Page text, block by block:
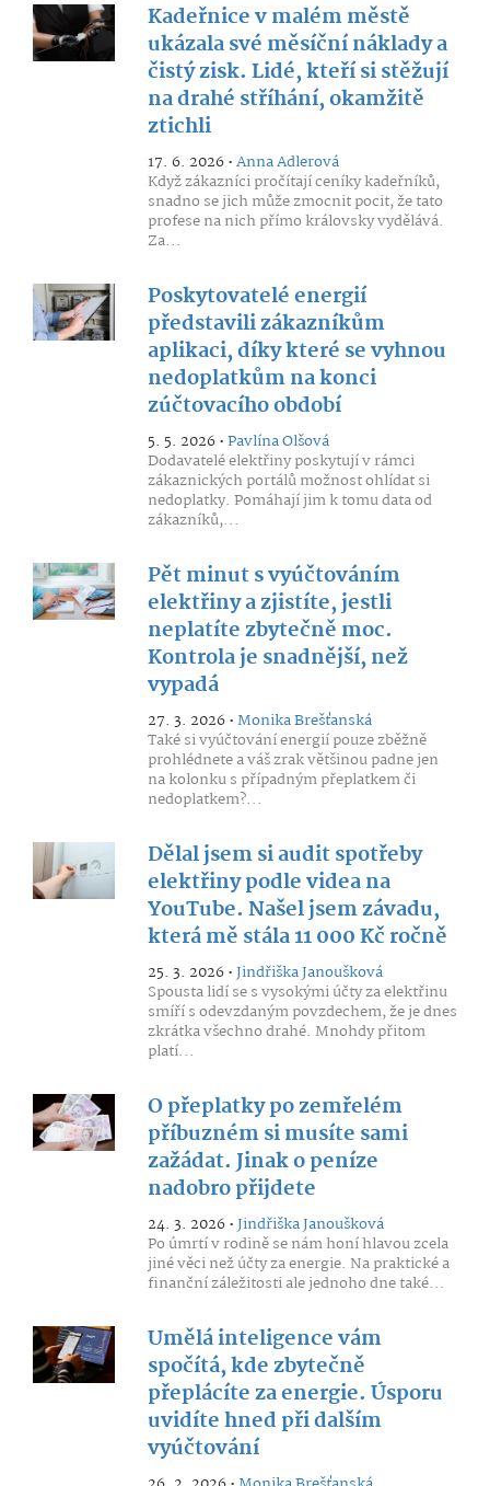
Kadeřnice v malém městě
ukázala své měsíční náklady a
čistý zisk. Lidé, kteří si stěžují
na drahé stříhání, okamžitě
ztichli
17. 6. 2026 •Anna Adlerová
Když zákazníci pročítají ceníky kadeřníků,
snadno se jich může zmocnit pocit, že tato
profese na nich přímo královsky vydělává.
Za...
Poskytovatelé energií
představili zákazníkům
aplikaci, díky které se vyhnou
nedoplatkům na konci
zúčtovacího období
5. 5. 2026 •Pavlína Olšová
Dodavatelé elektřiny poskytují v rámci
zákaznických portálů možnost ohlídat si
nedoplatky. Pomáhají jim k tomu data od
zákazníků,...
Pět minut s vyúčtováním
elektřiny a zjistíte, jestli
neplatíte zbytečně moc.
Kontrola je snadnější, než
vypadá
27. 3. 2026 •Monika Brešťanská
Také si vyúčtování energií pouze zběžně
prohlédnete a váš zrak většinou padne jen
na kolonku s případným přeplatkem či
nedoplatkem?...
Dělal jsem si audit spotřeby
elektřiny podle videa na
YouTube. Našel jsem závadu,
která mě stála 11 000 Kč ročně
25. 3. 2026 •Jindřiška Janoušková
Spousta lidí se s vysokými účty za elektřinu
smíří s odevzdaným povzdechem, že je dnes
zkrátka všechno drahé. Mnohdy přitom
platí...
O přeplatky po zemřelém
příbuzném si musíte sami
zažádat. Jinak o peníze
nadobro přijdete
24. 3. 2026 •Jindřiška Janoušková
Po úmrtí v rodině se nám honí hlavou zcela
jiné věci než účty za energie. Na praktické a
finanční záležitosti ale jednoho dne také...
Umělá inteligence vám
spočítá, kde zbytečně
přeplácíte za energie. Úsporu
uvidíte hned při dalším
vyúčtování